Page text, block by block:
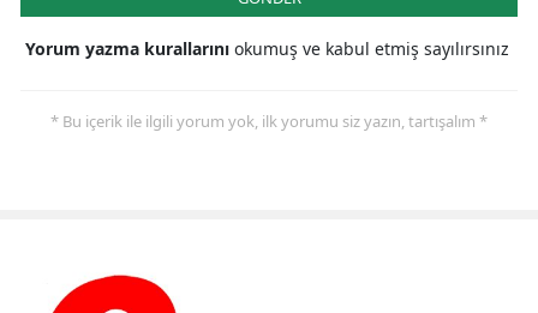
Yorum yazma kurallarını okumuş ve kabul etmiş sayılırsınız
* Bu içerik ile ilgili yorum yok, ilk yorumu siz yazın, tartışalım *